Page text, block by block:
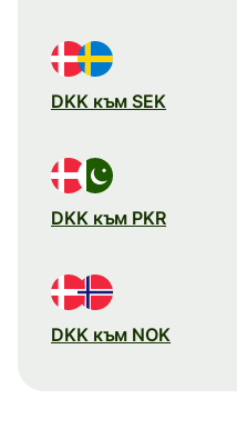
DKK към SEK
DKK към PKR
DKK към NOK